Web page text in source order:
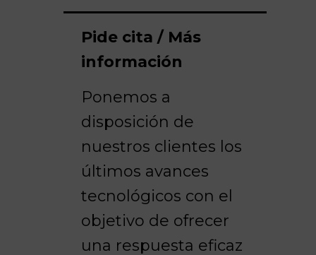
Pide cita / Más
información
Ponemos a
disposición de
nuestros clientes los
últimos avances
tecnológicos con el
objetivo de ofrecer
una respuesta eficaz